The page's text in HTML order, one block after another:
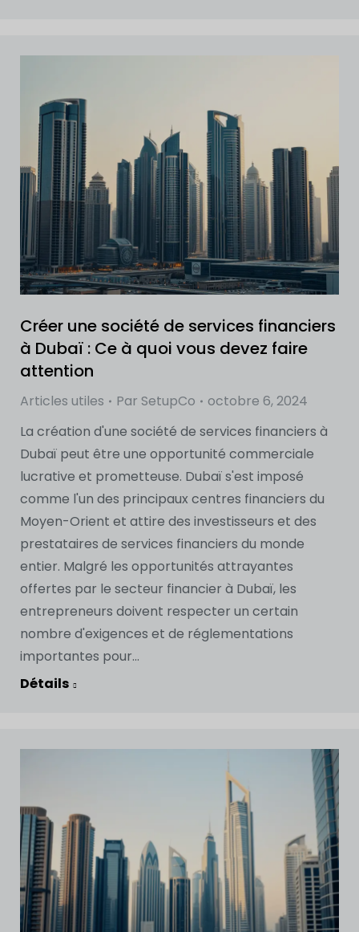
Créer une société de services financiers
à Dubaï : Ce à quoi vous devez faire
attention
Articles utiles Par SetupCo
octobre 6, 2024
La création d'une société de services financiers à
Dubaï peut être une opportunité commerciale
lucrative et prometteuse. Dubaï s'est imposé
comme l'un des principaux centres financiers du
Moyen-Orient et attire des investisseurs et des
prestataires de services financiers du monde
entier. Malgré les opportunités attrayantes
offertes par le secteur financier à Dubaï, les
entrepreneurs doivent respecter un certain
nombre d'exigences et de réglementations
importantes pour...
Détails